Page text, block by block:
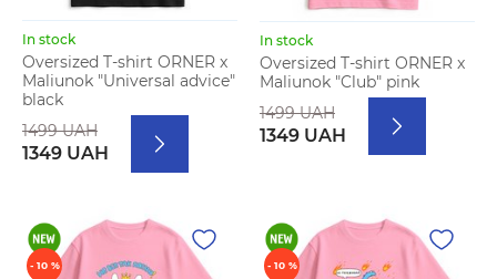
In stock
Oversized T-shirt ORNER x
Maliunok "Universal advice"
black
1499 UAH
1349 UAH
In stock
Oversized T-shirt ORNER x
Maliunok "Club" pink
1499 UAH
1349 UAH
- 10 % - 10 %